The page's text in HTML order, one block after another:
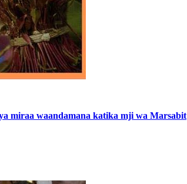
miraa waandamana katika mji wa Marsabit